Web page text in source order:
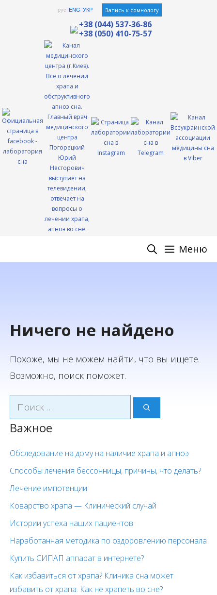
содержимому
рус ENG УКР Запись к сомнологу
+38 (044) 537-36-86
+38 (050) 410-75-57
Меню
Ничего не найдено
Похоже, мы не можем найти, что вы ищете.
Возможно, поиск поможет.
Поиск:
Важное
Обследование на дому на наличие храпа и апноэ
Способы лечения бессонницы, причины, что делать?
Лечение импотенции
Коварство храпа — Клинический случай
Истории успеха наших пациентов
Наработанная методика по оздоровлению персонала
Купить СИПАП аппарат в интернете?
Как избавиться от храпа? Клиника сна может
избавить от храпа. Как не храпеть во сне?